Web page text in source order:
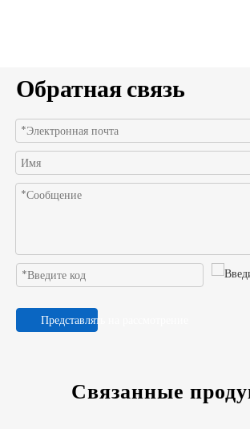
Обратная связь
Представлять на рассмотрение
Связанные